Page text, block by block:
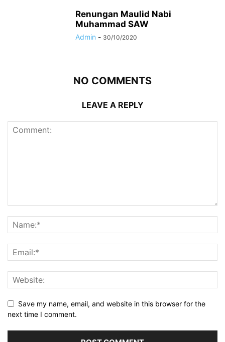
Renungan Maulid Nabi
Muhammad SAW
Admin - 30/10/2020
NO COMMENTS
LEAVE A REPLY
Save my name, email, and website in this browser for the
next time I comment.